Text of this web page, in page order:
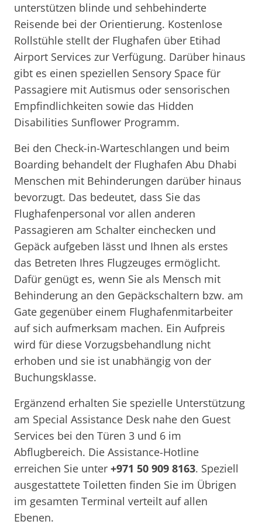
unterstützen blinde und sehbehinderte
Reisende bei der Orientierung. Kostenlose
Rollstühle stellt der Flughafen über Etihad
Airport Services zur Verfügung. Darüber hinaus
gibt es einen speziellen Sensory Space für
Passagiere mit Autismus oder sensorischen
Empfindlichkeiten sowie das Hidden
Disabilities Sunflower Programm.
Bei den Check-in-Warteschlangen und beim
Boarding behandelt der Flughafen Abu Dhabi
Menschen mit Behinderungen darüber hinaus
bevorzugt. Das bedeutet, dass Sie das
Flughafenpersonal vor allen anderen
Passagieren am Schalter einchecken und
Gepäck aufgeben lässt und Ihnen als erstes
das Betreten Ihres Flugzeuges ermöglicht.
Dafür genügt es, wenn Sie als Mensch mit
Behinderung an den Gepäckschaltern bzw. am
Gate gegenüber einem Flughafenmitarbeiter
auf sich aufmerksam machen. Ein Aufpreis
wird für diese Vorzugsbehandlung nicht
erhoben und sie ist unabhängig von der
Buchungsklasse.
Ergänzend erhalten Sie spezielle Unterstützung
am Special Assistance Desk nahe den Guest
Services bei den Türen 3 und 6 im
Abflugbereich. Die Assistance-Hotline
erreichen Sie unter +971 50 909 8163. Speziell
ausgestattete Toiletten finden Sie im Übrigen
im gesamten Terminal verteilt auf allen
Ebenen.